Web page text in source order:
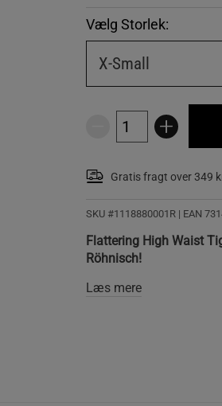
Vælg Storlek:
X-Small
Gratis fragt over 349
SKU #1118880001R | EAN
Flattering High Waist
Röhnisch!
Læs mere